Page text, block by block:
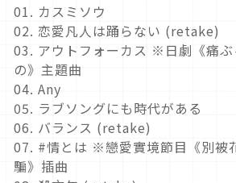
01. カスミソウ
02. 恋愛凡人は踊らない (retake)
03. アウトフォーカス ※日劇《痛ぶ
の》主題曲
04. Any
05. ラブソングにも時代がある
06. バランス (retake)
07. #情とは ※戀愛實境節目《別被
騙》插曲